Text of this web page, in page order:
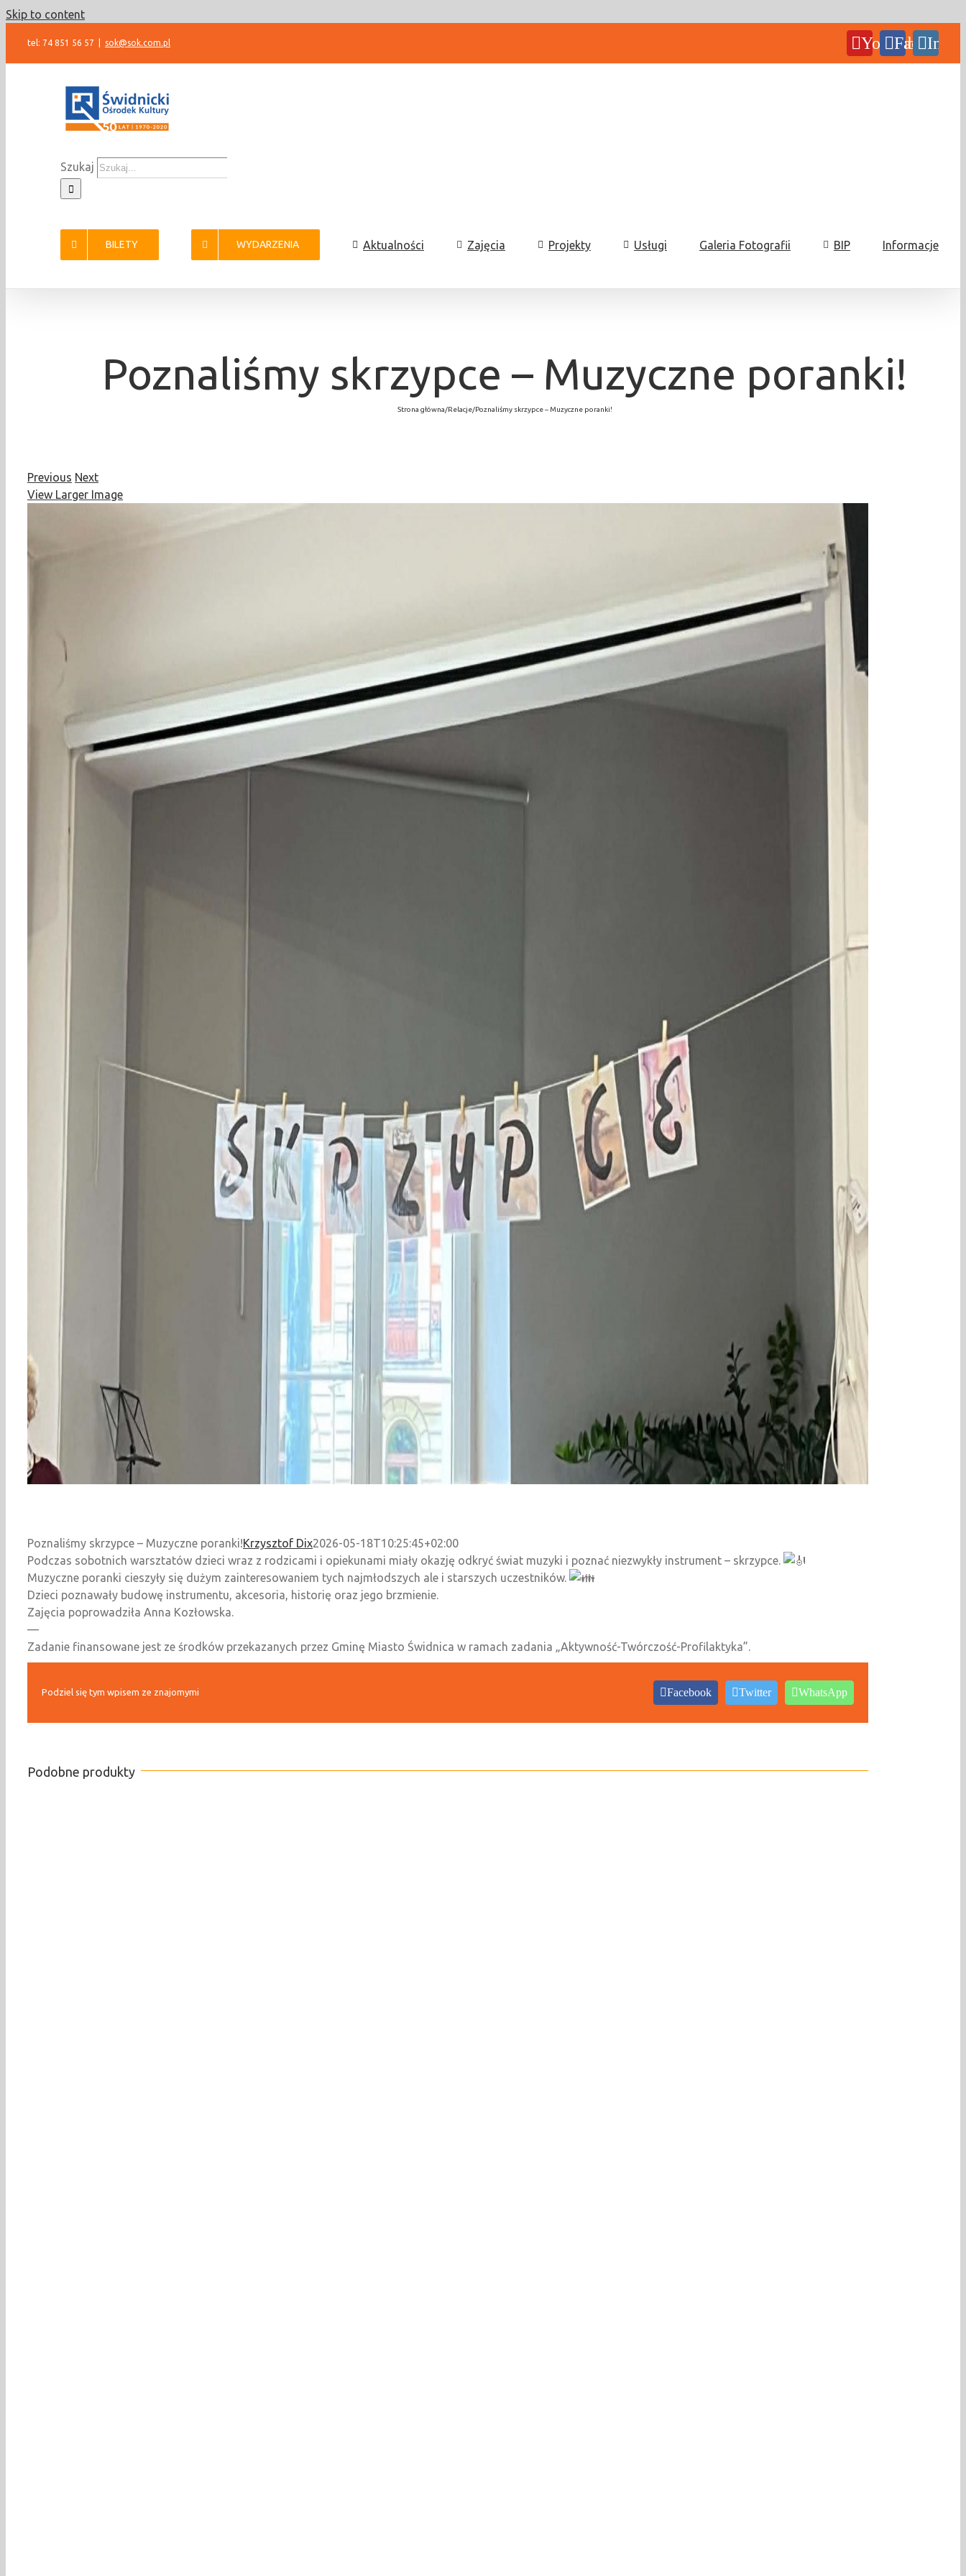
Skip to content
tel: 74 851 56 57 sok@sok.com.pl YouTubeFacebook
Szukaj
BILETY WYDARZENIA Aktualności Zajęcia Projekty Usługi Galeria Fotografii BIP Informacje
Poznaliśmy skrzypce – Muzyczne poranki!
Strona główna/Relacje/Poznaliśmy skrzypce – Muzyczne poranki!
Previous Next
View Larger Image
Poznaliśmy skrzypce – Muzyczne poranki!Krzysztof Dix2026-05-18T10:25:45+02:00
Podczas sobotnich warsztatów dzieci wraz z rodzicami i opiekunami miały okazję odkryć świat muzyki i poznać niezwykły instrument – skrzypce.
Muzyczne poranki cieszyły się dużym zainteresowaniem tych najmłodszych ale i starszych uczestników.
Dzieci poznawały budowę instrumentu, akcesoria, historię oraz jego brzmienie.
Zajęcia poprowadziła Anna Kozłowska.
—
Zadanie finansowane jest ze środków przekazanych przez Gminę Miasto Świdnica w ramach zadania „Aktywność-Twórczość-Profilaktyka”.
Podziel się tym wpisem ze znajomymi Facebook Twitter WhatsApp
Podobne produkty